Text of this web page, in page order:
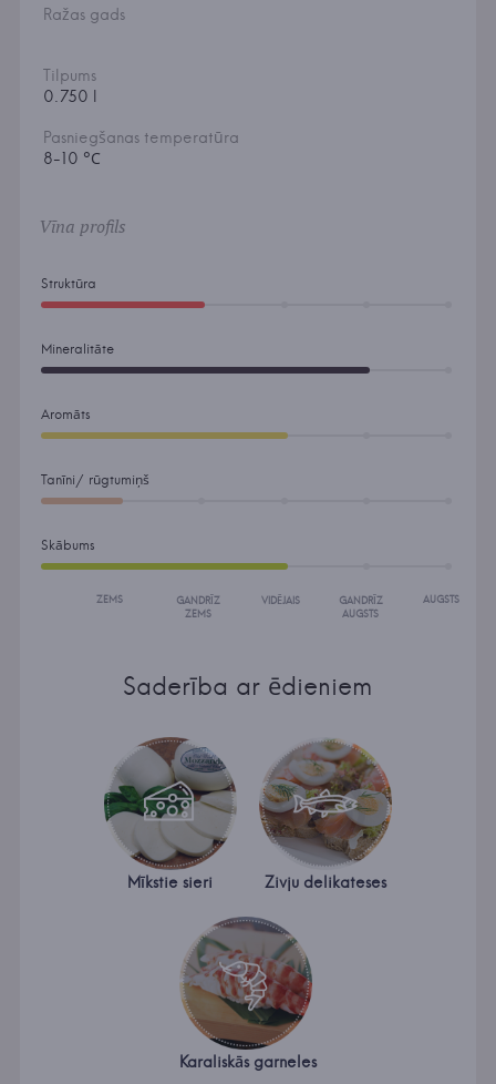
Ražas gads
Tilpums
0.750 l
Pasniegšanas temperatūra
8-10 °С
Vīna profils
Struktūra
Mineralitāte
Aromāts
Tanīni/ rūgtumiņš
Skābums
ZEMS
GANDRĪZ
ZEMS
VIDĒJAIS
GANDRĪZ
AUGSTS
AUGSTS
Saderība ar ēdieniem
Mīkstie sieri Zivju delikateses
Karaliskās garneles